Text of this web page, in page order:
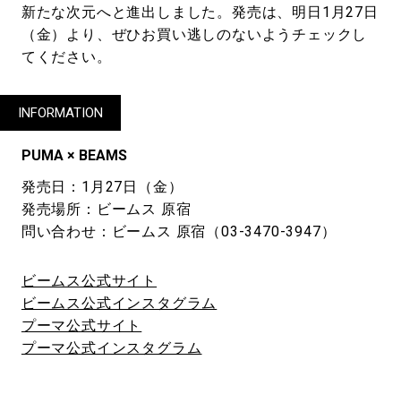
新たな次元へと進出しました。発売は、明日1月27日
（金）より、ぜひお買い逃しのないようチェックし
てください。
INFORMATION
PUMA × BEAMS
発売日：1月27日（金）
発売場所：ビームス 原宿
問い合わせ：ビームス 原宿（03-3470-3947）
ビームス公式サイト
ビームス公式インスタグラム
プーマ公式サイト
プーマ公式インスタグラム